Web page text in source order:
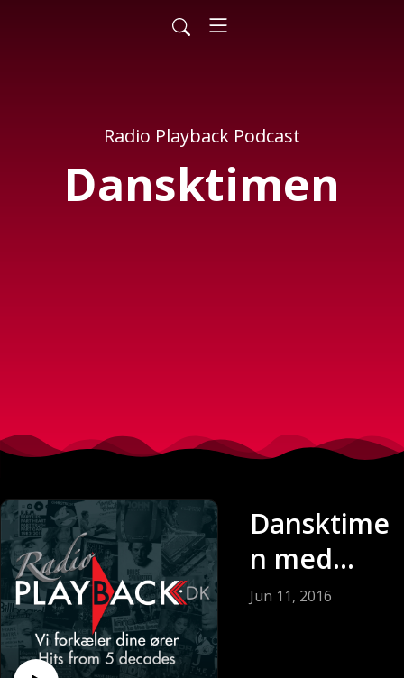
Radio Playback Podcast
Dansktimen
Dansktime
n med
Keldy
Jun 11, 2016